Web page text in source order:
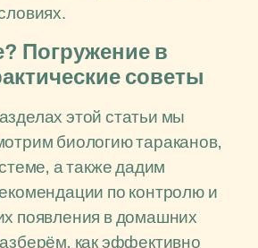
Погружение в
советы
этой статьи мы
биологию тараканов,
а также дадим
по контролю и
появления в домашних
как эффективно